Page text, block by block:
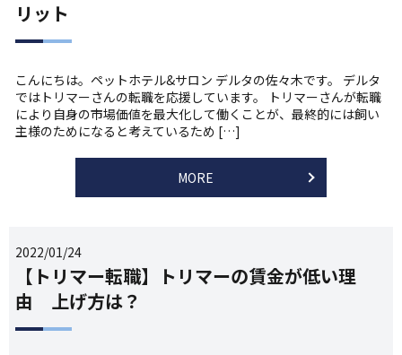
リット
こんにちは。ペットホテル&サロン デルタの佐々木です。 デルタ
ではトリマーさんの転職を応援しています。 トリマーさんが転職
により自身の市場価値を最大化して働くことが、最終的には飼い
主様のためになると考えているため […]
MORE
2022/01/24
【トリマー転職】トリマーの賃金が低い理
由 上げ方は？